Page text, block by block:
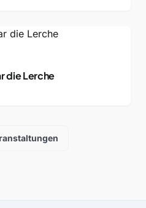
die Lerche